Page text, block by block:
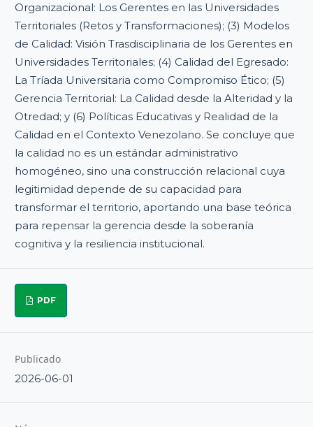
Organizacional: Los Gerentes en las Universidades
Territoriales (Retos y Transformaciones); (3) Modelos
de Calidad: Visión Trasdisciplinaria de los Gerentes en
Universidades Territoriales; (4) Calidad del Egresado:
La Tríada Universitaria como Compromiso Ético; (5)
Gerencia Territorial: La Calidad desde la Alteridad y la
Otredad; y (6) Políticas Educativas y Realidad de la
Calidad en el Contexto Venezolano. Se concluye que
la calidad no es un estándar administrativo
homogéneo, sino una construcción relacional cuya
legitimidad depende de su capacidad para
transformar el territorio, aportando una base teórica
para repensar la gerencia desde la soberanía
cognitiva y la resiliencia institucional.
PDF
Publicado
2026-06-01